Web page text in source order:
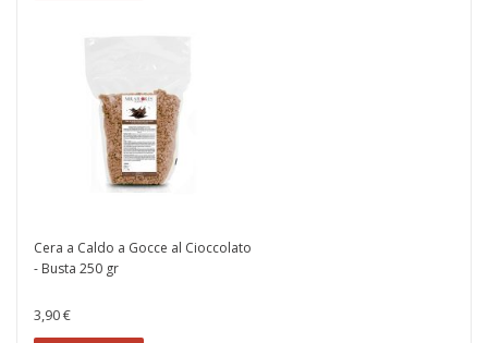
Cera a Caldo a Gocce al Cioccolato
- Busta 250 gr
3,90 €